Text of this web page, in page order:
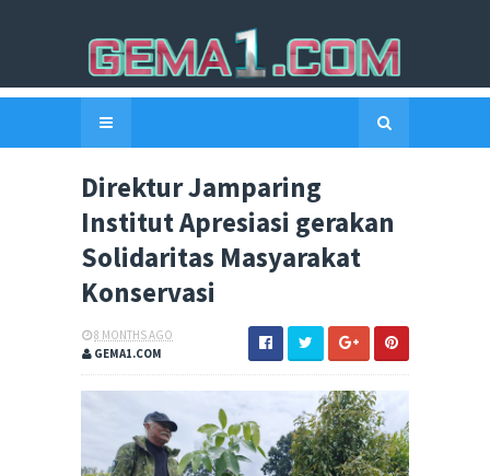
Direktur Jamparing
Institut Apresiasi gerakan
Solidaritas Masyarakat
Konservasi
8 MONTHS AGO
GEMA1.COM